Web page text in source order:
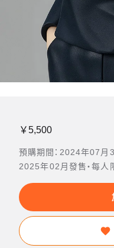
￥5,500
預購期間：2024年07
2025年02月發售・每人